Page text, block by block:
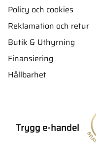
Policy och cookies
Reklamation och retur
Butik & Uthyrning
Finansiering
Hållbarhet
Trygg e-handel